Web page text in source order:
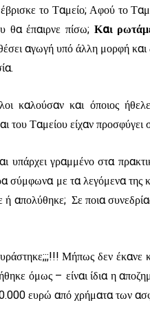
το Ταμείο; Αφού το
θα έπαιρνε πίσω; Και
αγωγή υπό άλλη μορφή
καλούσαν και όποιος
του Ταμείου είχαν προσφύγει
γραμμένο στα
σύμφωνα με τα λεγόμενα
ή απολύθηκε; Σε ποια
Μήπως δεν έκανε
όμως – είναι ίδια η
ευρώ από χρήματα των